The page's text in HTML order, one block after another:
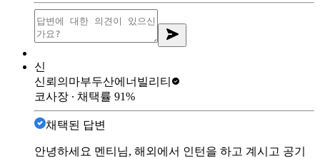
신
신뢰의마부두산에너빌리티
코사장 ∙ 채택률 91%
채택된 답변
안녕하세요 멘티님, 해외에서 인턴을 하고 계시고 공기